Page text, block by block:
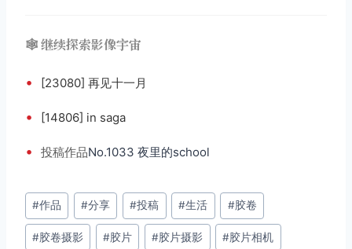
🕸️ 继续探索影像宇宙
• [23080] 再见十一月
• [14806] in saga
• 投稿作品No.1033 夜里的school
文
章
标
#作品 #分享 #投稿 #生活 #胶卷
#胶卷摄影 #胶片 #胶片摄影 #胶片相机